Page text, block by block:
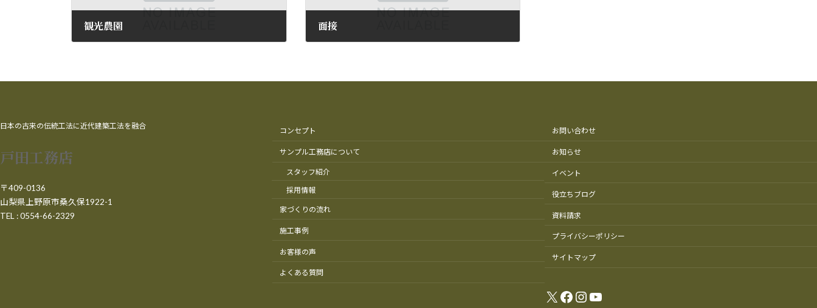
観光農園 面接
日本の古来の伝統工法に近代建築工法を融合
戸田工務店
〒409-0136
山梨県上野原市桑久保1922-1
TEL : 0554-66-2329
コンセプト
サンプル工務店について
スタッフ紹介
採用情報
家づくりの流れ
施工事例
お客様の声
よくある質問
お問い合わせ
お知らせ
イベント
役立ちブログ
資料請求
プライバシーポリシー
サイトマップ
X Facebook
Instagram
YouTube